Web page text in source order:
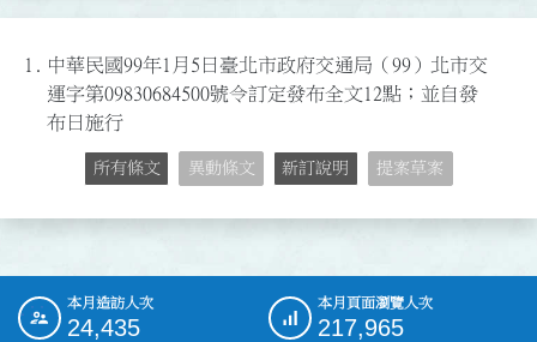
1. 中華民國99年1月5日臺北市政府交通局（99）北市交
運字第09830684500號令訂定發布全文12點；並自發
布日施行
所有條文 異動條文 新訂說明 提案草案
::: 本月造訪人次
24,435
本月頁面瀏覽人次
217,965